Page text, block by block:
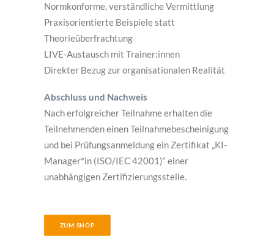
Normkonforme, verständliche Vermittlung
Praxisorientierte Beispiele statt
Theorieüberfrachtung
LIVE-Austausch mit Trainer:innen
Direkter Bezug zur organisationalen Realität
Abschluss und Nachweis
Nach erfolgreicher Teilnahme erhalten die
Teilnehmenden einen Teilnahmebescheinigung
und bei Prüfungsanmeldung ein Zertifikat „KI-
Manager*in (ISO/IEC 42001)“ einer
unabhängigen Zertifizierungsstelle.
ZUM SHOP